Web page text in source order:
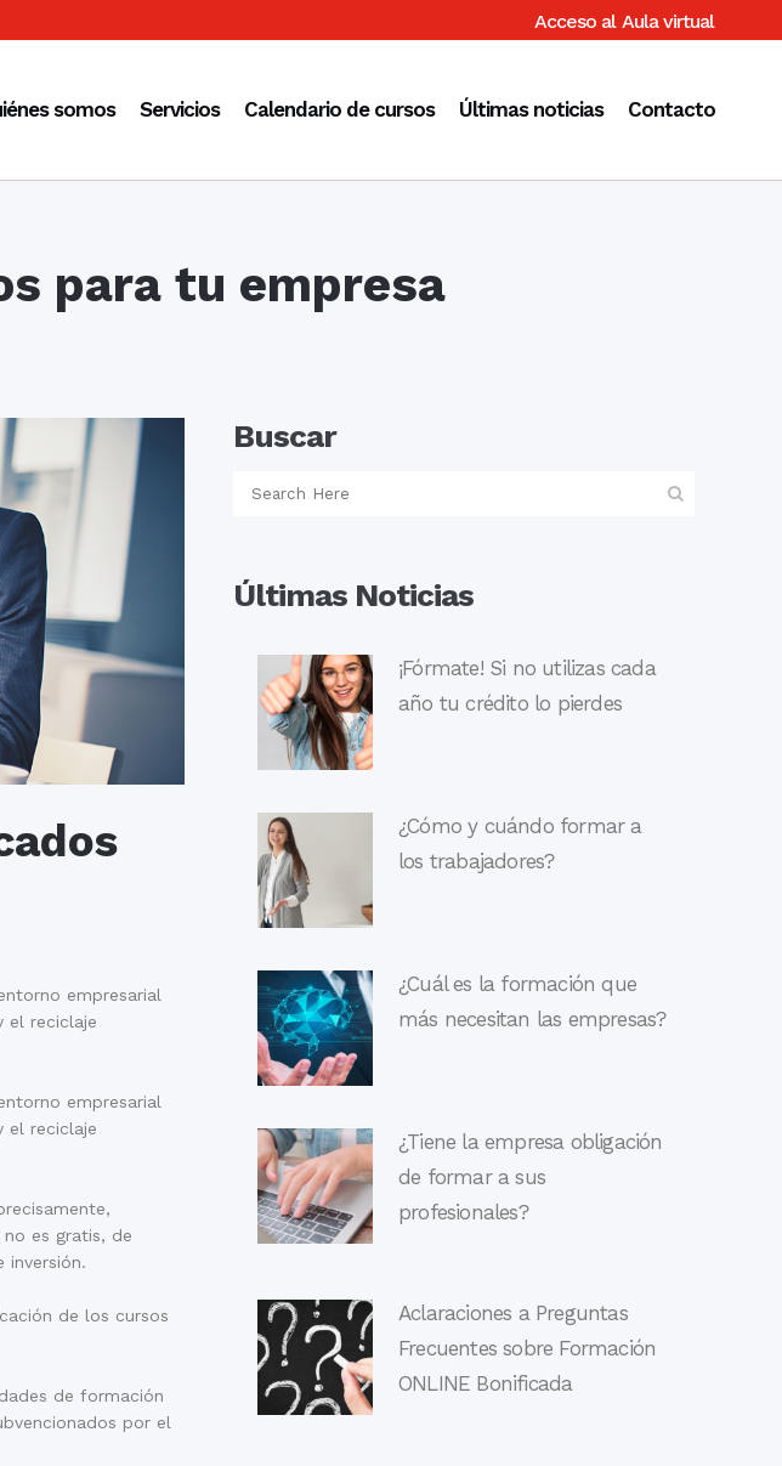
Acceso al Aula virtual
somos Servicios Calendario de cursos Últimas noticias Contacto
para tu empresa
empresarial
el reciclaje
empresarial
el reciclaje
es gratis, de
inversión.
de los cursos
de formación
por el
Buscar
Últimas Noticias
¡Fórmate! Si no utilizas cada
año tu crédito lo pierdes
¿Cómo y cuándo formar a
los trabajadores?
¿Cuál es la formación que
más necesitan las empresas?
¿Tiene la empresa obligación
de formar a sus
profesionales?
Aclaraciones a Preguntas
Frecuentes sobre Formación
ONLINE Bonificada